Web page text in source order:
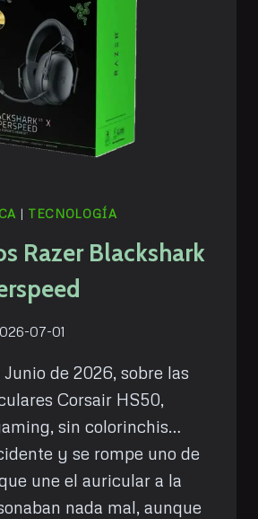
| TECNOLOGÍA
Razer Blackshark
07-01
Junio de 2026, sobre las
Corsair HS50,
sin colorinchis…
y se rompe uno de
une el auricular a la
nada mal, aunque